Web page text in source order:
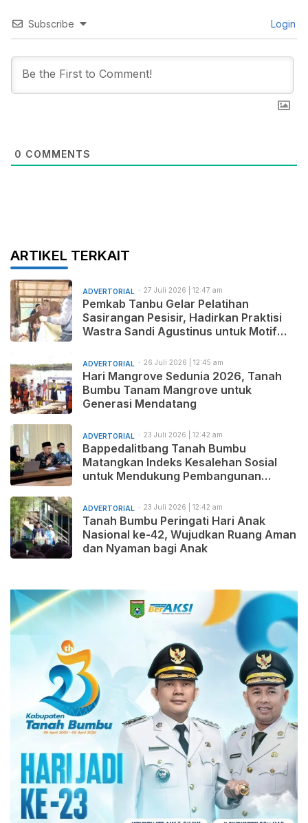
Subscribe Login
0 COMMENTS
ARTIKEL TERKAIT
ADVERTORIAL 27 Juli 2026 | 12:47 am
Pemkab Tanbu Gelar Pelatihan
Sasirangan Pesisir, Hadirkan Praktisi
Wastra Sandi Agustinus untuk Motif
ADVERTORIAL 26 Juli 2026 | 12:45 am
Hari Mangrove Sedunia 2026, Tanah
Bumbu Tanam Mangrove untuk
Generasi Mendatang
ADVERTORIAL 23 Juli 2026 | 12:42 am
Bappedalitbang Tanah Bumbu
Matangkan Indeks Kesalehan Sosial
untuk Mendukung Pembangunan
Beradab
ADVERTORIAL 23 Juli 2026 | 12:42 am
Tanah Bumbu Peringati Hari Anak
Nasional ke-42, Wujudkan Ruang Aman
dan Nyaman bagi Anak